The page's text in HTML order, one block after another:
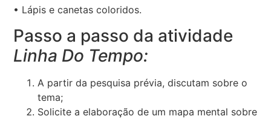
• Lápis e canetas coloridos.
Passo a passo da atividade
Linha Do Tempo:
A partir da pesquisa prévia, discutam sobre o
tema;
Solicite a elaboração de um mapa mental sobre